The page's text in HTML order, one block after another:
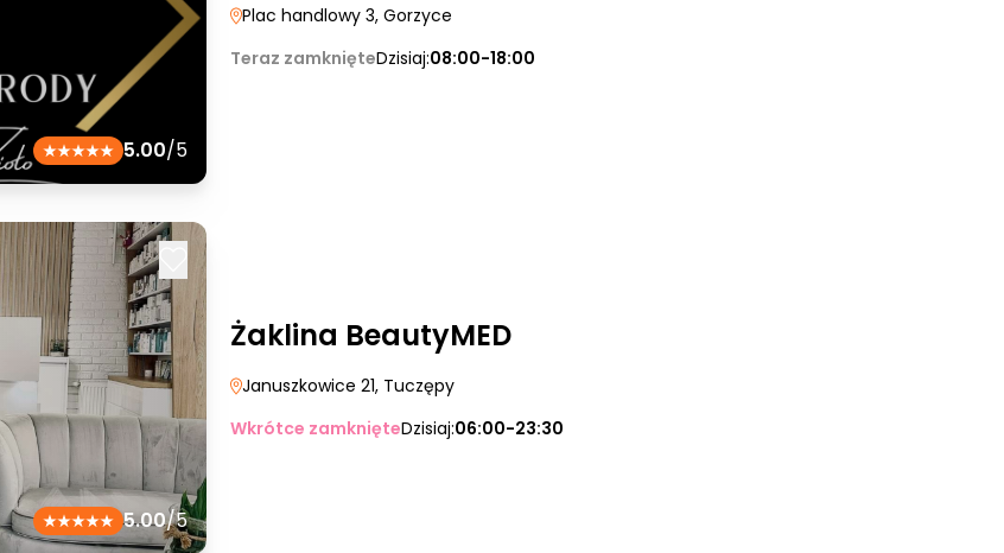
5.00/5
Plac handlowy 3, Gorzyce
Teraz zamknięteDzisiaj:08:00-18:00
5.00/5
Żaklina BeautyMED
Januszkowice 21, Tuczępy
Wkrótce zamknięteDzisiaj:06:00-23:30